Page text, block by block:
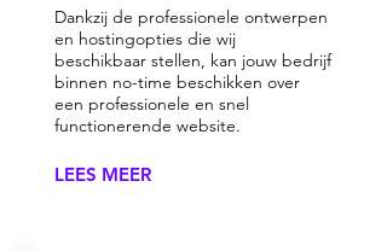
Dankzij de professionele ontwerpen
en hostingopties die wij
beschikbaar stellen, kan jouw bedrijf
binnen no-time beschikken over
een professionele en snel
functionerende website.
LEES MEER